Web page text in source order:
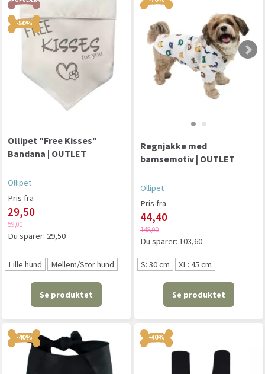
-50%
Ollipet "Free Kisses"
Bandana | OUTLET
Ollipet
Pris fra
29,50
59,00
Du sparer: 29,50
Lille hund Mellem/Stor hund
Se produktet
Regnjakke med
bamsemotiv | OUTLET
Ollipet
Pris fra
44,40
148,00
Du sparer: 103,60
S: 30 cm XL: 45 cm
Se produktet
-40% -40%